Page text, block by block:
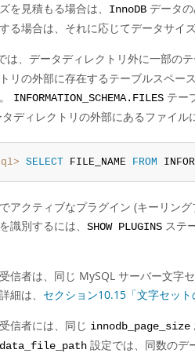
を見積もる場合は、
InnoDB データ
る場合は、それに応じてデータサイ
は、データディレクトリ外に一部の
リの外部に存在するテーブルスペー
INFORMATION_SCHEMA.FILES テー
ディレクトリの外部にあるファイル
SELECT FILE_NAME FROM
アクティブなプラグイン (キーリン
識別するには、
SHOW PLUGINS ステ
信者は、同じ MySQL サーバー文字
細は、 セクション10.15「文字セット
信者には、同じ innodb_page_size
設定では、同数のデ